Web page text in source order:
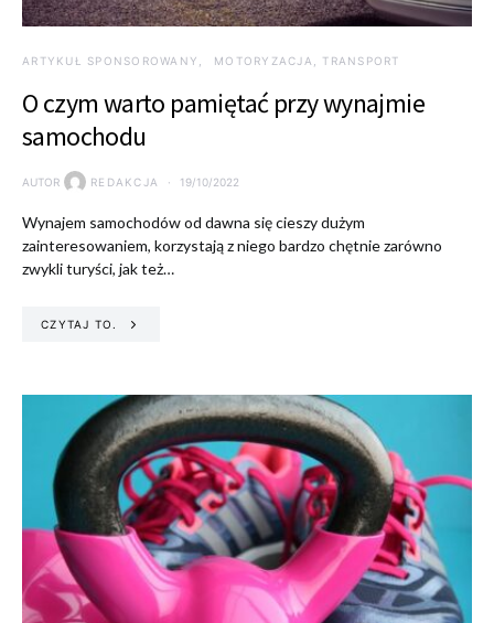
ARTYKUŁ SPONSOROWANY MOTORYZACJA, TRANSPORT
O czym warto pamiętać przy wynajmie
samochodu
AUTOR REDAKCJA 19/10/2022
Wynajem samochodów od dawna się cieszy dużym
zainteresowaniem, korzystają z niego bardzo chętnie zarówno
zwykli turyści, jak też…
CZYTAJ TO.